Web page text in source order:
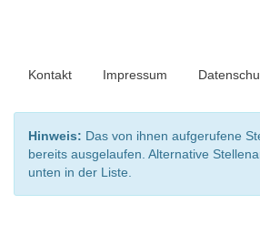
Kontakt Impressum
Hinweis: Das von ihnen aufgerufene
bereits ausgelaufen. Alternative
unten in der Liste.